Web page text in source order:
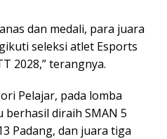
dan medali, para juara
seleksi atlet Esports
2028,” terangnya.
Pelajar, pada lomba
berhasil diraih SMAN 5
Padang, dan juara tiga